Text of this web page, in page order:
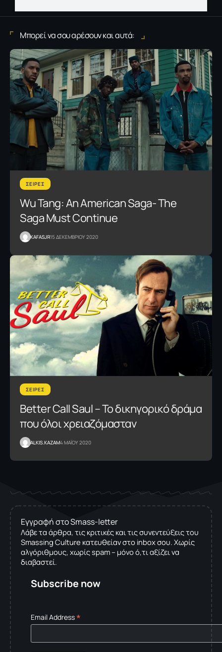
Μπορεί να σου αρέσουν και αυτά:
ΣΕΙΡΕΣ
Wu Tang: An American Saga- The
Saga Must Continue
KAFASJR15 ΔΕΚΕΜΒΡΙΟΥ 2020
ΣΕΙΡΕΣ
Better Call Saul – Το δικηγορικό δράμα
που όλοι χρειαζόμασταν
ALKIS.KAZAM4 ΜΑΪΟΥ 2020
Εγγραφή στο Smass-letter
Λάβε τα άρθρα, τις κριτικές και τις συνεντεύξεις του
Smassing Culture κατευθείαν στο inbox σου. Χωρίς
αλγόριθμους, χωρίς spam – μόνο ό,τι αξίζει να
διαβαστεί.
Subscribe now
Email Address*